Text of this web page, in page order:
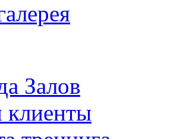
Залов